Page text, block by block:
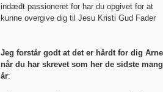
indædt passioneret for har du opgivet for at
kunne overgive dig til Jesu Kristi Gud Fader
Jeg forstår godt at det er hårdt for dig Arne
når du har skrevet som her de sidste
år: